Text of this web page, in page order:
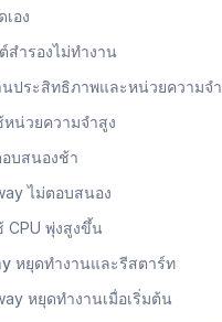
อง
สำรองไม่ทำงาน
ประสิทธิภาพและหน่วยความจำ
หน่วยความจำสูง
อบสนองช้า
ไม่ตอบสนอง
CPU พุ่งสูงขึ้น
หยุดทำงานและรีสตาร์ท
หยุดทำงานเมื่อเริ่มต้น